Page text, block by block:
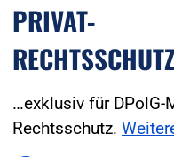
PRIVAT-
…exklusiv für DPolG-
Rechtsschutz.